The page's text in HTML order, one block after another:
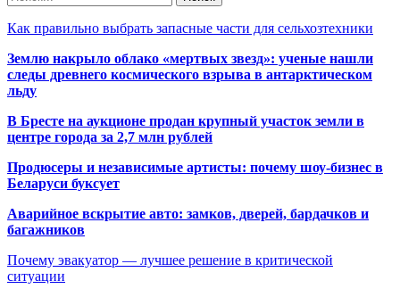
Как правильно выбрать запасные части для сельхозтехники
Землю накрыло облако «мертвых звезд»: ученые нашли
следы древнего космического взрыва в антарктическом
льду
В Бресте на аукционе продан крупный участок земли в
центре города за 2,7 млн рублей
Продюсеры и независимые артисты: почему шоу-бизнес в
Беларуси буксует
Аварийное вскрытие авто: замков, дверей, бардачков и
багажников
Почему эвакуатор — лучшее решение в критической
ситуации